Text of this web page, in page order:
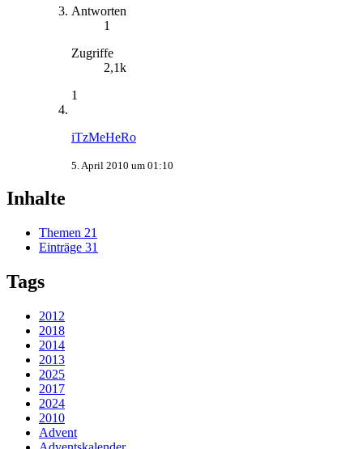
Antworten
1
Zugriffe
2,1k
1
iTzMeHeRo
5. April 2010 um 01:10
Inhalte
Themen 21
Einträge 31
Tags
2012
2018
2014
2013
2025
2017
2024
2010
Advent